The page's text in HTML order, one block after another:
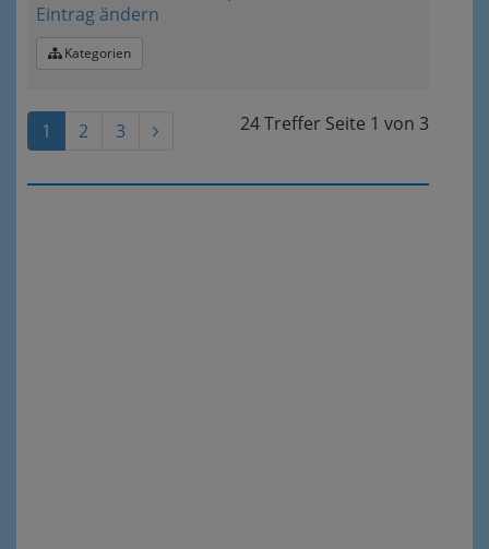
Eintrag ändern
Kategorien
24 Treffer Seite 1 von 3
1 2 3